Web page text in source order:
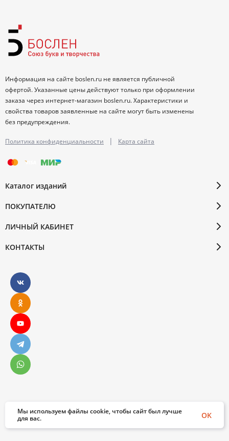
Информация на сайте boslen.ru не является публичной
офертой. Указанные цены действуют только при оформлении
заказа через интернет-магазин boslen.ru. Характеристики и
свойства товаров заявленные на сайте могут быть изменены
без предупреждения.
Политика конфиденциальности | Карта сайта
Каталог изданий
ПОКУПАТЕЛЮ
ЛИЧНЫЙ КАБИНЕТ
КОНТАКТЫ
© 2026 Бослен. Все права защищены
Мы используем файлы cookie, чтобы сайт был лучше
для вас.
OK